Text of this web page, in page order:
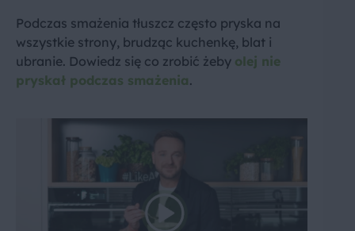
Podczas smażenia tłuszcz często pryska na
wszystkie strony, brudząc kuchenkę, blat i
ubranie. Dowiedz się co zrobić żeby olej nie
pryskał podczas smażenia.